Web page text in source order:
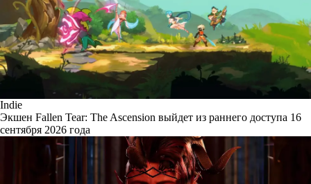
Indie
Экшен Fallen Tear: The Ascension выйдет из раннего доступа 16
сентября 2026 года